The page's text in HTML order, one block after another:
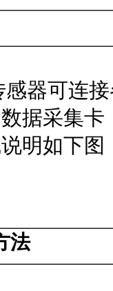
感器可连
据采集卡
说明如下图
法